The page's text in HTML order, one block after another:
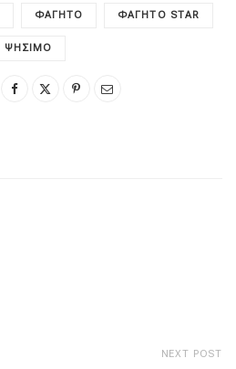
ΦΑΓΗΤΌ ΦΑΓΗΤΌ STAR
ΨΉΣΙΜΟ
NEXT POST